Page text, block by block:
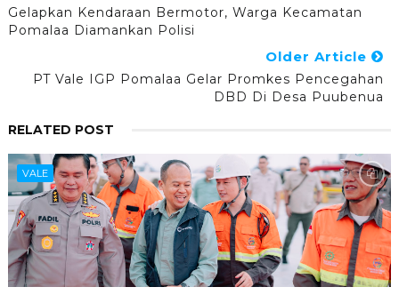
Gelapkan Kendaraan Bermotor, Warga Kecamatan
Pomalaa Diamankan Polisi
Older Article
PT Vale IGP Pomalaa Gelar Promkes Pencegahan
DBD Di Desa Puubenua
RELATED POST
VALE